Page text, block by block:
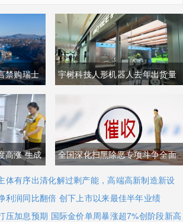
禁购瑞士
贸易数据
差明显
宇树科技人形机器人去年出货量
加码核心技术研发
高涨 生成
培育全新
全国深化扫黑除恶专项斗争全面
铺开 河南锁定十类新型涉网涉软
暴力黑恶犯罪精准严打
体有序出清化解过剩产能，高端高新制造新设
利润同比翻倍 创下上市以来最佳半年业绩
压加息预期 国际金价单周暴涨超7%创阶段新高